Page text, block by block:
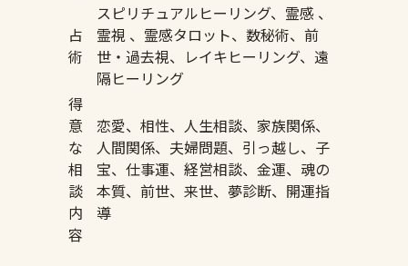
占
術
スピリチュアルヒーリング、霊感 、
霊視 、霊感タロット、数秘術、前
世・過去視、レイキヒーリング、遠
隔ヒーリング
得
意
な
相
談
内
容
恋愛、相性、人生相談、家族関係、
人間関係、夫婦問題、引っ越し、子
宝、仕事運、経営相談、金運、魂の
本質、前世、来世、夢診断、開運指
導